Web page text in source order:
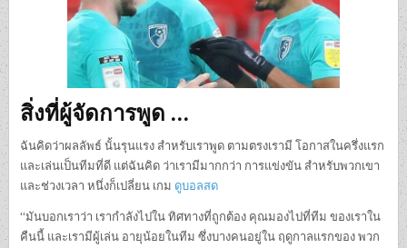
สิ่งที่ผู้จัดการพูด …
ฉันคิดว่าผลลัพธ์ นั้นรุนแรง สำหรับเราพูด ตามตรงเรามี โอกาสในครึ่งแรก
และเล่นเป็นทีมที่ดี แต่ฉันคิด ว่าเรามีมากกว่า การแข่งขัน สำหรับพวกเขา
และช่วงเวลา หนึ่งก็เปลี่ยน เกม ดูบอลสด
“มันบอกเราว่า เรากำลังไปใน ทิศทางที่ถูกต้อง คุณมองไปที่ทีม ของเราใน
คืนนี้ และเรามีผู้เล่น อายุน้อยในทีม ซึ่งบางคนอยู่ใน ฤดูกาลแรกของ พวก